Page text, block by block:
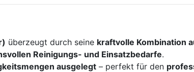
überzeugt durch seine kraftvolle Kombination
Reinigungs- und Einsatzbedarfe.
ausgelegt – perfekt für den